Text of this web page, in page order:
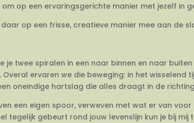
op een ervaringsgerichte manier met jezelf in
op een frisse, creatieve manier mee aan de
je twee spiralen in een naar binnen en naar
ervaren we die beweging: in het wisselend
oneindige hartslag die alles draagt in de
een eigen spoor, verweven met wat er van
tegelijk gebeurt rond jouw levenslijn kun je bij mij